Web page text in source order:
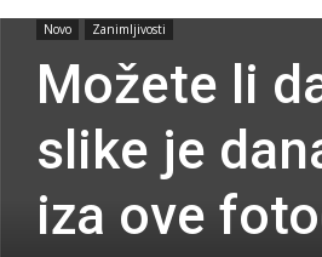
Novo Zanimljivosti
Možete li
slike je
iza ove